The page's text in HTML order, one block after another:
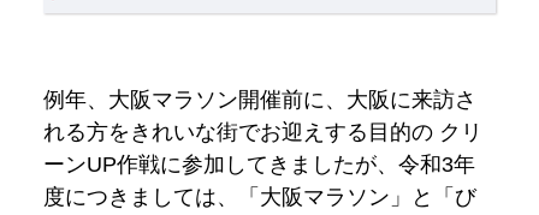
例年、大阪マラソン開催前に、大阪に来訪さ
れる方をきれいな街でお迎えする目的の クリ
ーンUP作戦に参加してきましたが、令和3年
度につきましては、「大阪マラソン」と「び